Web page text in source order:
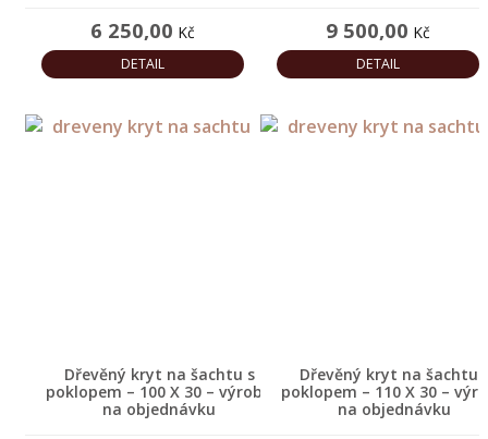
NAŠE
TVORBA
6 250,00 Kč
DETAIL
9 500,00 Kč
DETAIL
Dřevěný kryt na šachtu s
poklopem – 100 X 30 – výroba
na objednávku
Dřevěný kryt na šachtu
poklopem – 110 X 30 –
na objednávku